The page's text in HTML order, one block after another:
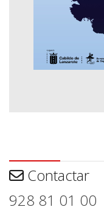
Contactar
928 81 01 00